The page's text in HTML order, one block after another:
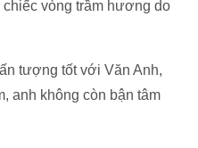
chiếc vòng trầm hương do
tượng tốt với Văn Anh,
anh không còn bận tâm